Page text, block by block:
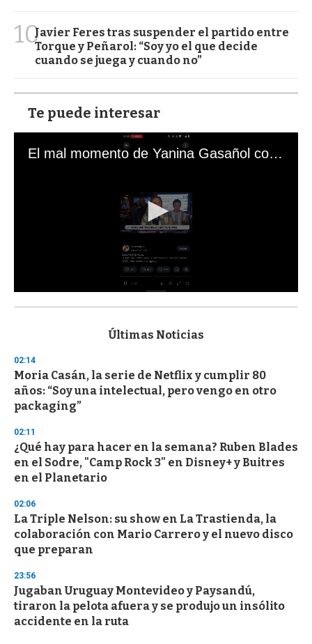
10Javier Feres tras suspender el partido entre
Torque y Peñarol: “Soy yo el que decide
cuando se juega y cuando no”
Te puede interesar
El mal momento de Yanina Gasañol con un hincha argentino en "Subrayado"
s
d
s
o
f
3
s
c
o
n
Últimas Noticias
02:14
Moria Casán, la serie de Netflix y cumplir 80
años: “Soy una intelectual, pero vengo en otro
packaging”
02:11
¿Qué hay para hacer en la semana? Ruben Blades
en el Sodre, "Camp Rock 3" en Disney+ y Buitres
en el Planetario
02:06
La Triple Nelson: su show en La Trastienda, la
colaboración con Mario Carrero y el nuevo disco
que preparan
23:56
Jugaban Uruguay Montevideo y Paysandú,
tiraron la pelota afuera y se produjo un insólito
accidente en la ruta